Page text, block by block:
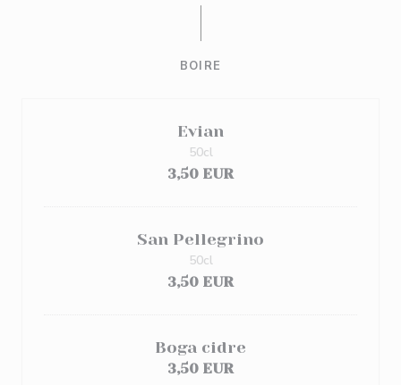
BOIRE
Evian
3,50 EUR
50cl
San Pellegrino
3,50 EUR
50cl
Boga cidre
3,50 EUR